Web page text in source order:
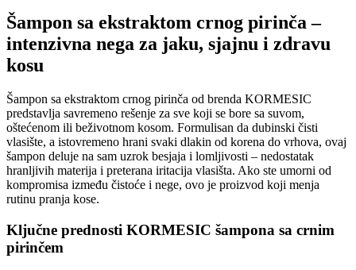
Šampon sa ekstraktom crnog pirinča –
intenzivna nega za jaku, sjajnu i zdravu
kosu
Šampon sa ekstraktom crnog pirinča od brenda KORMESIC
predstavlja savremeno rešenje za sve koji se bore sa suvom,
oštećenom ili beživotnom kosom. Formulisan da dubinski čisti
vlasište, a istovremeno hrani svaki dlakin od korena do vrhova, ovaj
šampon deluje na sam uzrok besjaja i lomljivosti – nedostatak
hranljivih materija i preterana iritacija vlasišta. Ako ste umorni od
kompromisa između čistoće i nege, ovo je proizvod koji menja
rutinu pranja kose.
Ključne prednosti KORMESIC šampona sa crnim
pirinčem